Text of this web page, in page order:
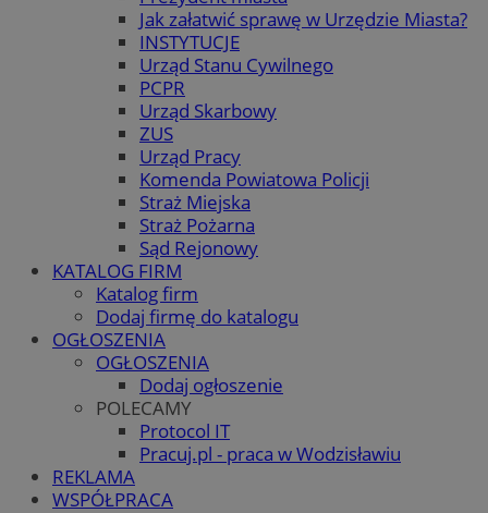
Jak załatwić sprawę w Urzędzie Miasta?
INSTYTUCJE
Urząd Stanu Cywilnego
PCPR
Urząd Skarbowy
ZUS
Urząd Pracy
Komenda Powiatowa Policji
Straż Miejska
Straż Pożarna
Sąd Rejonowy
KATALOG FIRM
Katalog firm
Dodaj firmę do katalogu
OGŁOSZENIA
OGŁOSZENIA
Dodaj ogłoszenie
POLECAMY
Protocol IT
Pracuj.pl - praca w Wodzisławiu
REKLAMA
WSPÓŁPRACA